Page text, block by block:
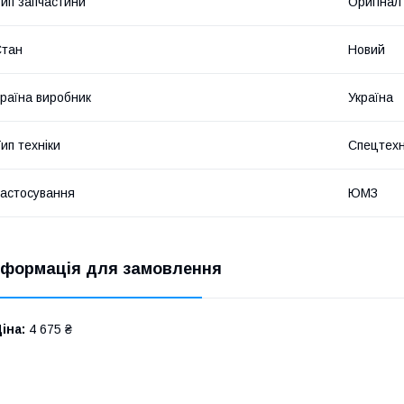
Новий
виробник Україна
техніки
ЮМЗ
для замовлення
4 675 ₴